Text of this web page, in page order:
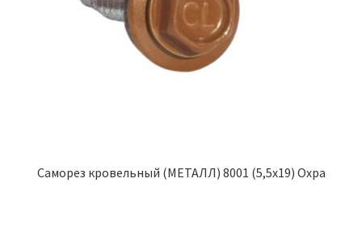
Саморез кровельный (МЕТАЛЛ) 8001 (5,5х19) Охра